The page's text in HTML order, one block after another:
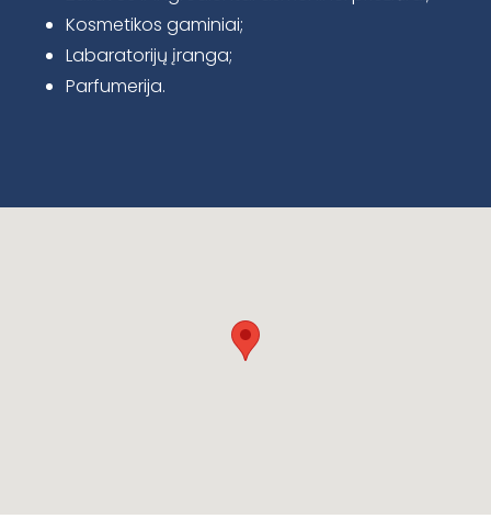
Kosmetikos gaminiai;
Labaratorijų įranga;
Parfumerija.